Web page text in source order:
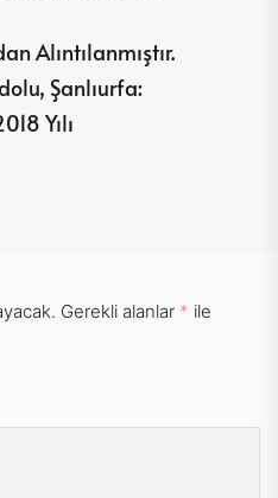
Alıntılanmıştır.
Şanlıurfa:
Yılı
Gerekli alanlar * ile